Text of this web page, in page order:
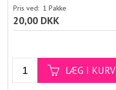
Pris ved: 1 Pakke
20,00 DKK